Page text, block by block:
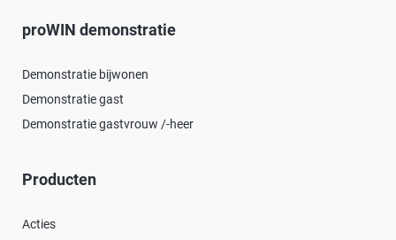
proWIN demonstratie
Demonstratie bijwonen
Demonstratie gast
Demonstratie gastvrouw /-heer
Producten
Acties